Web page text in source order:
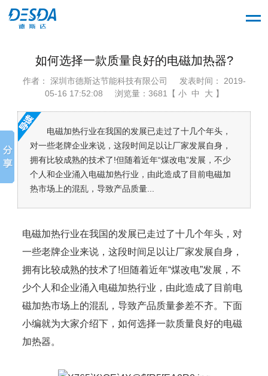
如何选择一款质量良好的电磁加热器?
作者： 深圳市德斯达节能科技有限公司
发表时间： 2019-
05-16 17:52:08
浏览量：3681【 小 中 大 】
电磁加热行业在我国的发展已走过了十几个年头，
对一些老牌企业来说，这段时间足以让厂家发展自身，
拥有比较成熟的技术了!但随着近年“煤改电”发展，不少
个人和企业涌入电磁加热行业，由此造成了目前电磁加
热市场上的混乱，导致产品质量...
电磁加热行业在我国的发展已走过了十几个年头，对
一些老牌企业来说，这段时间足以让厂家发展自身，
拥有比较成熟的技术了!但随着近年“煤改电”发展，不
少个人和企业涌入电磁加热行业，由此造成了目前电
磁加热市场上的混乱，导致产品质量参差不齐。下面
小编就为大家介绍下，如何选择一款质量良好的电磁
加热器。